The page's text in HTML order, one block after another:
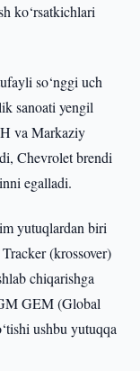
ko‘rsatkichlari
so‘nggi uch
sanoati yengil
va Markaziy
Chevrolet brendi
egalladi.
yutuqlardan biri
(krossover)
chiqarishga
GEM (Global
ushbu yutuqqa